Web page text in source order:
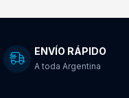
ENVÍO RÁPIDO
A toda Argentina